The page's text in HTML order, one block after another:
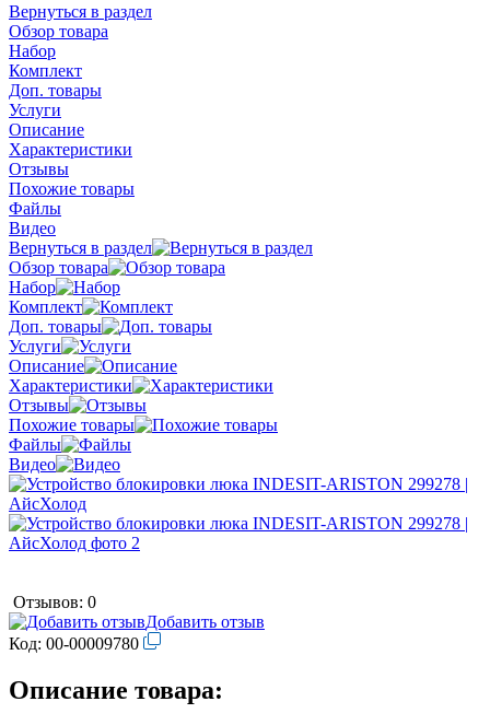
Вернуться в раздел
Обзор товара
Набор
Комплект
Доп. товары
Услуги
Описание
Характеристики
Отзывы
Похожие товары
Файлы
Видео
Вернуться в раздел
Обзор товара
Набор
Комплект
Доп. товары
Услуги
Описание
Характеристики
Отзывы
Похожие товары
Файлы
Видео
Отзывов: 0
Добавить отзыв
Код: 00-00009780
Описание товара: